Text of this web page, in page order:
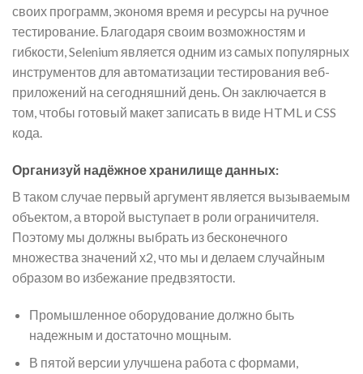
своих программ, экономя время и ресурсы на ручное
тестирование. Благодаря своим возможностям и
гибкости, Selenium является одним из самых популярных
инструментов для автоматизации тестирования веб-
приложений на сегодняшний день. Он заключается в
том, чтобы готовый макет записать в виде HTML и CSS
кода.
Организуй надёжное хранилище данных:
В таком случае первый аргумент является вызываемым
объектом, а второй выступает в роли ограничителя.
Поэтому мы должны выбрать из бесконечного
множества значений х2, что мы и делаем случайным
образом во избежание предвзятости.
Промышленное оборудование должно быть
надежным и достаточно мощным.
В пятой версии улучшена работа с формами,